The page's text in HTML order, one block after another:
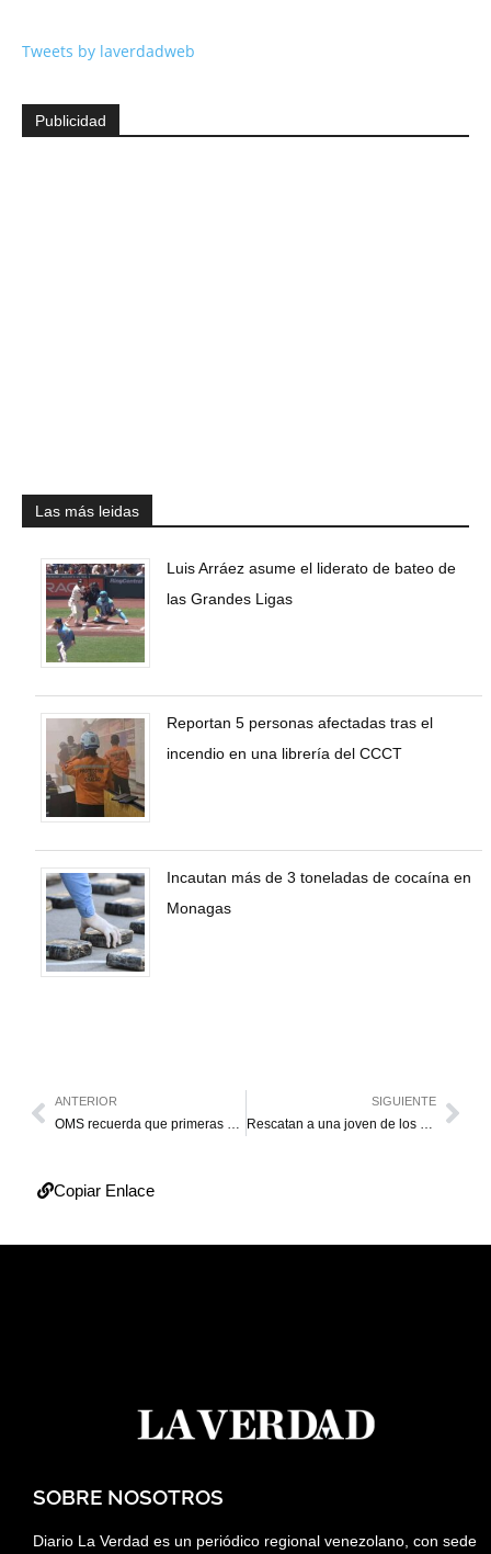
Tweets by laverdadweb
Publicidad
Las más leidas
Luis Arráez asume el liderato de bateo de
las Grandes Ligas
Reportan 5 personas afectadas tras el
incendio en una librería del CCCT
Incautan más de 3 toneladas de cocaína en
Monagas
ANTERIOR SIGUIENTE
Copiar Enlace
SOBRE NOSOTROS
Diario La Verdad es un periódico regional venezolano, con sede